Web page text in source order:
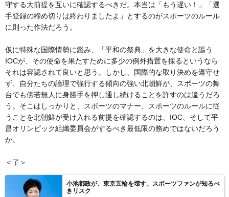
守する大前提を互いに確認するべきだ。本当は「もう遅い！」「選
手登録の締め切りは終わりましたよ」とするのがスポーツのルール
に則った作法だろう。
仮に特殊な国際情勢に鑑み、「平和の祭典」を大きな使命と謳う
IOCが、その使命を果たすために多少の例外措置を採るというなら
それは容認されて良いと思う。しかし、国際的な取り決めを遵守せ
ず、自分たちの論理で強行する傾向の強い北朝鮮が、スポーツの舞
台でも傍若無人に身勝手を押し通し続けることを許すのは違うだろ
う。そこはしっかりと、スポーツのマナー、スポーツのルールに従
うことを北朝鮮が受け入れる前提を確認するのは、IOC、そして平
昌オリンピック組織委員会がするべき最低限の務めではないだろう
か。
＜了＞
小池都政が、東京五輪を壊す。スポーツファンが知るべ
きリスク